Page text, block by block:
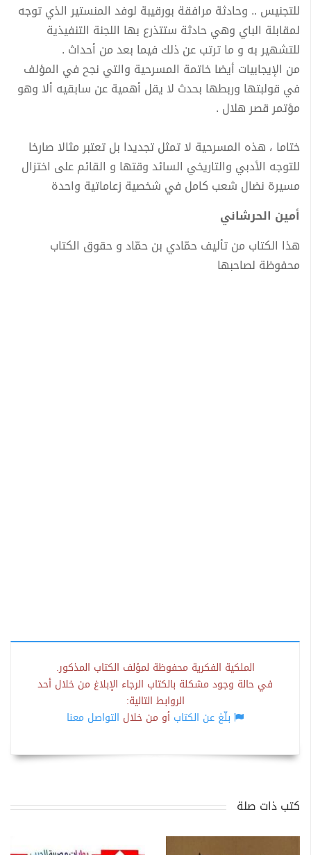
للتجنيس .. وحادثة مرافقة بورقيبة لوفد المنستير الذي توجه
لمقابلة الباي وهي حادثة ستتذرع بها اللجنة التنفيذية
للتشهير به و ما ترتب عن ذلك فيما بعد من أحداث .
من الإيجابيات أيضا خاتمة المسرحية والتي نجح في المؤلف
في قولبتها وربطها بحدث لا يقل أهمية عن سابقيه ألا وهو
مؤتمر قصر هلال .
ختاما ، هذه المسرحية لا تمثل تجديدا بل تعتبر مثالا صارخا
للتوجه الأدبي والتاريخي السائد وقتها و القائم على اختزال
مسيرة نضال شعب كامل في شخصية زعاماتية واحدة
أمين الحرشاني
هذا الكتاب من تأليف حمّادي بن حمّاد و حقوق الكتاب
محفوظة لصاحبها
الملكية الفكرية محفوظة لمؤلف الكتاب المذكور.
في حالة وجود مشكلة بالكتاب الرجاء الإبلاغ من خلال أحد
الروابط التالية:
بلّغ عن الكتاب أو من خلال التواصل معنا
كتب ذات صلة